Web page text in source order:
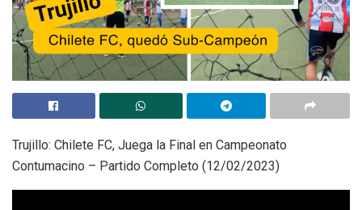
Trujillo: Chilete FC, Juega la Final en Campeonato
Contumacino – Partido Completo (12/02/2023)